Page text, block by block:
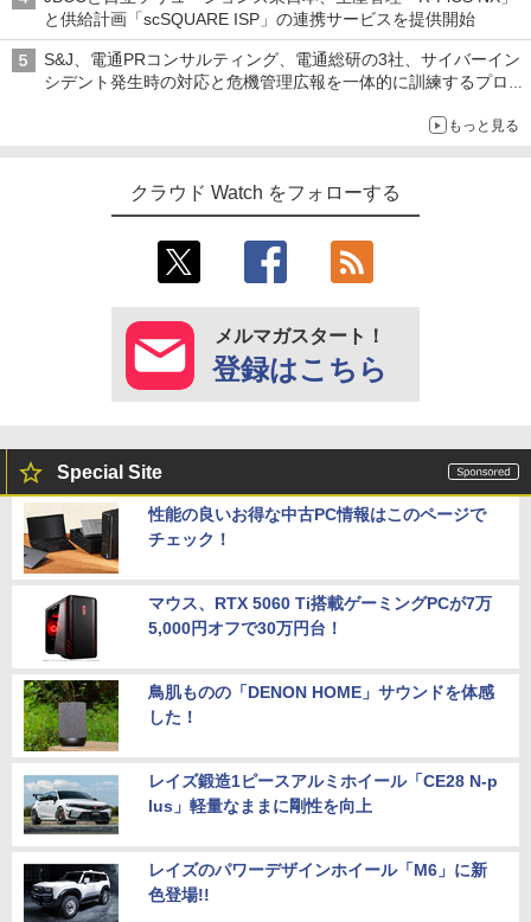
と供給計画「scSQUARE ISP」の連携サービスを提供開始
S&J、電通PRコンサルティング、電通総研の3社、サイバーイン
シデント発生時の対応と危機管理広報を一体的に訓練するプログ
もっと見る
クラウド Watch をフォローする
メルマガスタート！
登録はこちら
Special Site
性能の良いお得な中古PC情報はこのページで
チェック！
マウス、RTX 5060 Ti搭載ゲーミングPCが7万
5,000円オフで30万円台！
鳥肌ものの「DENON HOME」サウンドを体感
した！
レイズ鍛造1ピースアルミホイール「CE28 N-p
lus」軽量なままに剛性を向上
レイズのパワーデザインホイール「M6」に新
色登場!!